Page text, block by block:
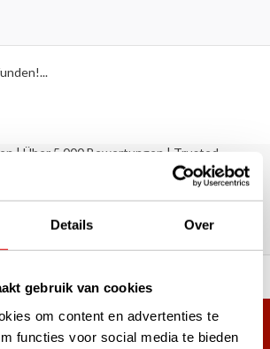
Details Over
gebruik van cookies
om content en advertenties te
functies voor social media te bieden
| Über 5.000 Bewertungen | Trusted
Das sagen unsere
Kunden haben sich bereits